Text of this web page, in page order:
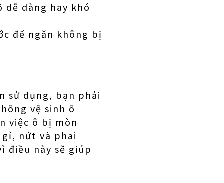
dễ dàng hay khó
để ngăn không bị
sử dụng, bạn phải
vệ sinh ô
việc ô bị mòn
gỉ, nứt và phai
điều này sẽ giúp